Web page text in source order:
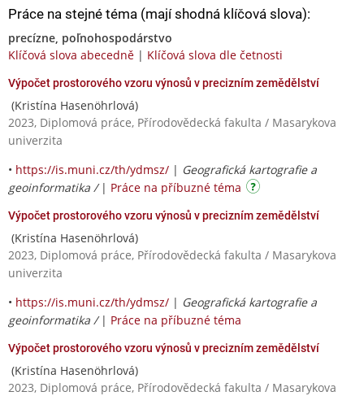
Práce na stejné téma (mají shodná klíčová slova):
precízne, poľnohospodárstvo
Klíčová slova abecedně | Klíčová slova dle četnosti
Výpočet prostorového vzoru výnosů v precizním zemědělství
(Kristína Hasenöhrlová)
2023, Diplomová práce, Přírodovědecká fakulta / Masarykova
univerzita
• https://is.muni.cz/th/ydmsz/ | Geografická kartografie a
geoinformatika / | Práce na příbuzné téma
Výpočet prostorového vzoru výnosů v precizním zemědělství
(Kristína Hasenöhrlová)
2023, Diplomová práce, Přírodovědecká fakulta / Masarykova
univerzita
• https://is.muni.cz/th/ydmsz/ | Geografická kartografie a
geoinformatika / | Práce na příbuzné téma
Výpočet prostorového vzoru výnosů v precizním zemědělství
(Kristína Hasenöhrlová)
2023, Diplomová práce, Přírodovědecká fakulta / Masarykova